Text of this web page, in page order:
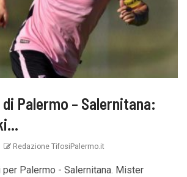
Palermo – Salernitana:
Redazione TifosiPalermo.it
per Palermo - Salernitana. Mister